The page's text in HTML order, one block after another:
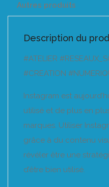
Autres produits
Description du
#ATELIER
#CREATION
Instagram est
utilisé et de plus en
marques. Utiliser
grâce à du contenu
révéler être une
d’être bien utilisé.